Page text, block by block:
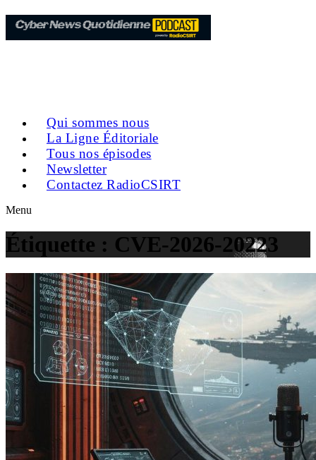
Qui sommes nous
La Ligne Éditoriale
Tous nos épisodes
Newsletter
Contactez RadioCSIRT
Menu
Étiquette : CVE-2026-20223